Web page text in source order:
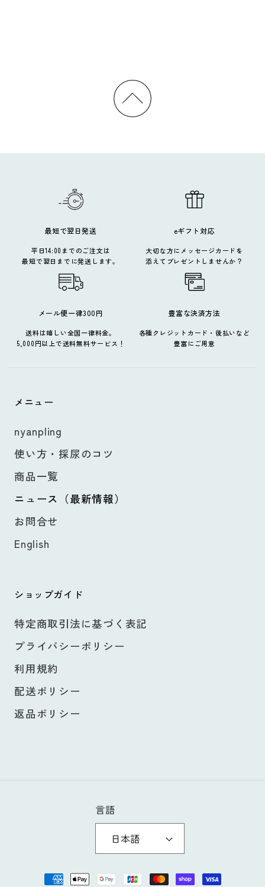
最短で翌日発送
平日14:00までのご注文は
最短で翌日までに発送します。
eギフト対応
大切な方にメッセージカードを
添えてプレゼントしませんか？
メール便一律300円
送料は嬉しい全国一律料金。
5,000円以上で送料無料サービス！
豊富な決済方法
各種クレジットカード・後払いなど
豊富にご用意
メニュー
nyanpling
使い方・採尿のコツ
商品一覧
ニュース（最新情報）
お問合せ
English
ショップガイド
特定商取引法に基づく表記
プライバシーポリシー
利用規約
配送ポリシー
返品ポリシー
言語
日本語
決